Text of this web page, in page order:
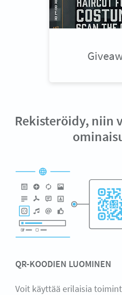
Rekisteröidy, niin
QR-KOODIEN LUOMINEN
Voit käyttää erilaisia